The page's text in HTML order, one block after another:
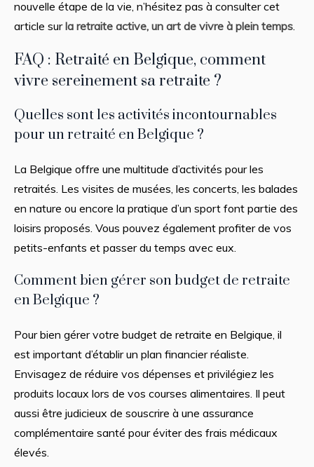
nouvelle étape de la vie, n’hésitez pas à consulter cet
article surla retraite active, un art de vivre à plein temps.
FAQ : Retraité en Belgique, comment
vivre sereinement sa retraite ?
Quelles sont les activités incontournables
pour un retraité en Belgique ?
La Belgique offre une multitude d’activités pour les
retraités. Les visites de musées, les concerts, les balades
en nature ou encore la pratique d’un sport font partie des
loisirs proposés. Vous pouvez également profiter de vos
petits-enfants et passer du temps avec eux.
Comment bien gérer son budget de retraite
en Belgique ?
Pour bien gérer votre budget de retraite en Belgique, il
est important d’établir un plan financier réaliste.
Envisagez de réduire vos dépenses et privilégiez les
produits locaux lors de vos courses alimentaires. Il peut
aussi être judicieux de souscrire à une assurance
complémentaire santé pour éviter des frais médicaux
élevés.